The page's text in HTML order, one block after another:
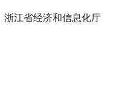
浙江省经济和信息化厅